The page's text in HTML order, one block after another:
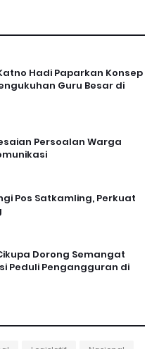
Hadi Paparkan Konsep
Guru Besar di
Persoalan Warga
Pos Satkamling, Perkuat
Dorong Semangat
Peduli Pengangguran di